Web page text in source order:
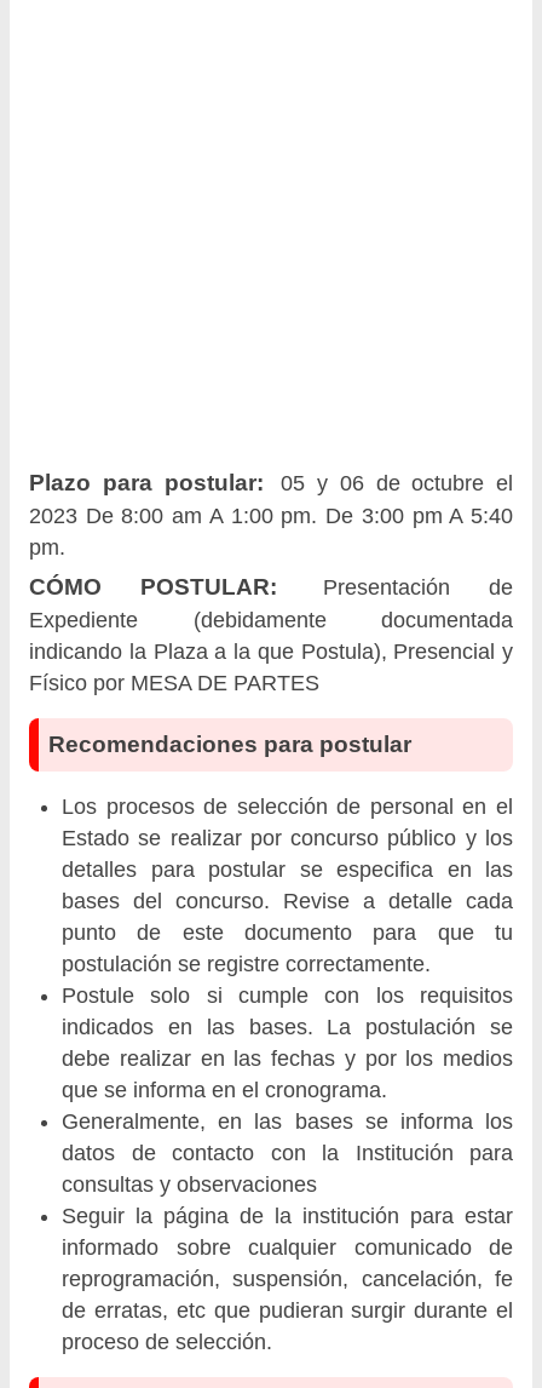
Plazo para postular:
05 y 06 de octubre el
2023 De 8:00 am A 1:00 pm. De 3:00 pm A 5:40
pm.
CÓMO POSTULAR:
Presentación de
Expediente (debidamente documentada
indicando la Plaza a la que Postula), Presencial y
Físico por MESA DE PARTES
Recomendaciones para postular
Los procesos de selección de personal en el
Estado se realizar por concurso público y los
detalles para postular se especifica en las
bases del concurso. Revise a detalle cada
punto de este documento para que tu
postulación se registre correctamente.
Postule solo si cumple con los requisitos
indicados en las bases. La postulación se
debe realizar en las fechas y por los medios
que se informa en el cronograma.
Generalmente, en las bases se informa los
datos de contacto con la Institución para
consultas y observaciones
Seguir la página de la institución para estar
informado sobre cualquier comunicado de
reprogramación, suspensión, cancelación, fe
de erratas, etc que pudieran surgir durante el
proceso de selección.